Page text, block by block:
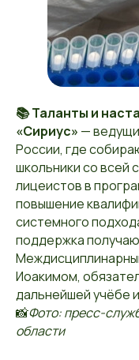
📚 Таланты и
«Сириус» —
России, где
школьники со всей
лицеистов в
повышение
системного
поддержка
Иоакимом,
дальнейшей учёбе
📸Фото: пресс-
области